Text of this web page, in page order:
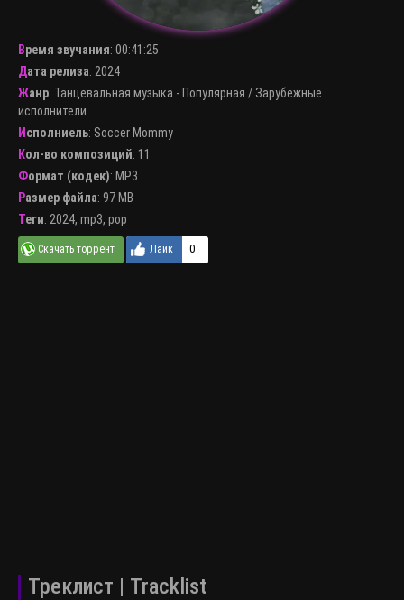
Время звучания: 00:41:25
Дата релиза: 2024
Жанр: Танцевальная музыка - Популярная / Зарубежные
исполнители
Исполниель: Soccer Mommy
Кол-во композиций: 11
Формат (кодек): MP3
Размер файла: 97 MB
Теги: 2024, mp3, pop
0
Треклист | Tracklist